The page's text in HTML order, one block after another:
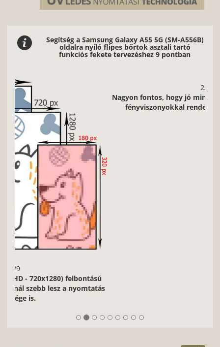
Segítség a Samsung Galaxy A55 5G (SM-A556B)
oldalra nyíló flipes bőrtok asztali tartó
funkciós fekete tervezéshez 9 pontban
Nagyon fontos, hogy jó minőségű, éles kontúrokkal, jó
fényviszonyokkal rendelkező képeket használj.